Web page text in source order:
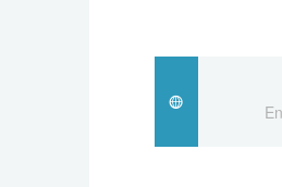
スポーツ・東京2020